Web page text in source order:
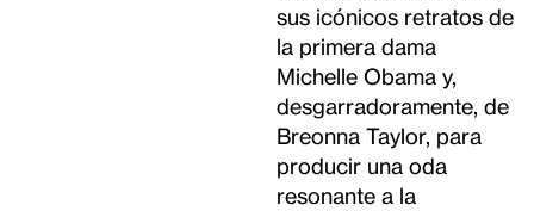
sus icónicos retratos de
la primera dama
Michelle Obama y,
desgarradoramente, de
Breonna Taylor, para
producir una oda
resonante a la